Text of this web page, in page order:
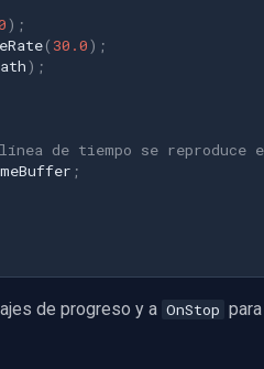
);
( 30.0);
);
de tiempo se reproduce
;
de progreso y a OnStop